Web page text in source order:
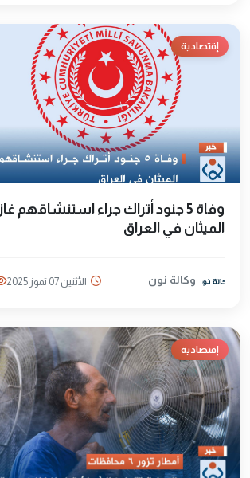
إقتصادية
وفاة 5 جنود أتراك جراء استنشاقهم غاز
الميثان في العراق
وكالة نون الأثنين 07 تموز 2025
إقتصادية